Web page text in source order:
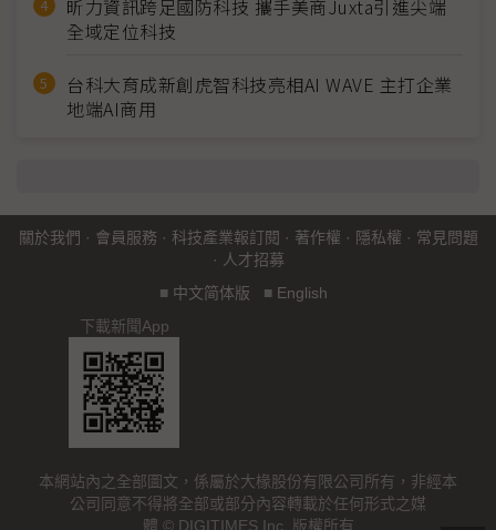
昕力資訊跨足國防科技 攜手美商Juxta引進尖端
全域定位科技
台科大育成新創虎智科技亮相AI WAVE 主打企業
地端AI商用
關於我們 · 會員服務 · 科技產業報訂閱 · 著作權 · 隱私權 · 常見問題
· 人才招募
■ 中文简体版 ■ English
下載新聞App
本網站內之全部圖文，係屬於大椽股份有限公司所有，非經本
公司同意不得將全部或部分內容轉載於任何形式之媒
體 © DIGITIMES Inc. 版權所有